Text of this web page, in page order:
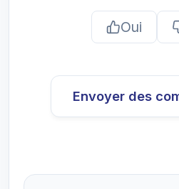
Oui
Envoyer des